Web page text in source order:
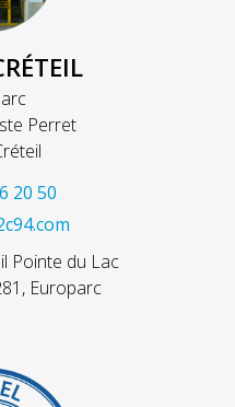
Perret
20 50
Pointe du Lac
Europarc